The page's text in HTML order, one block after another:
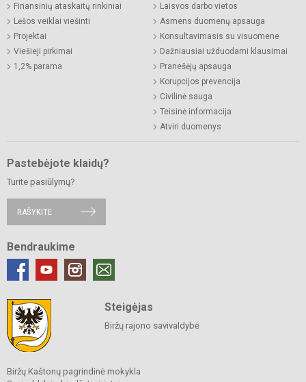
Finansinių ataskaitų rinkiniai
Lėšos veiklai viešinti
Projektai
Viešieji pirkimai
1,2% parama
Laisvos darbo vietos
Asmens duomenų apsauga
Konsultavimasis su visuomene
Dažniausiai užduodami klausimai
Pranešėjų apsauga
Korupcijos prevencija
Civilinė sauga
Teisinė informacija
Atviri duomenys
Pastebėjote klaidų?
Turite pasiūlymų?
RAŠYKITE
Bendraukime
Steigėjas
Biržų rajono savivaldybė
Biržų Kaštonų pagrindinė mokykla